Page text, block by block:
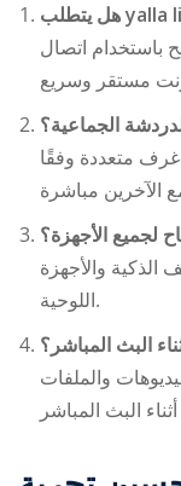
yalla
باستخدام اتصال
الجماعية؟
غرف متعددة وفقًا
لجميع الأجهزة؟
الذكية والأجهزة
اللوحية.
البث المباشر؟
والملفات